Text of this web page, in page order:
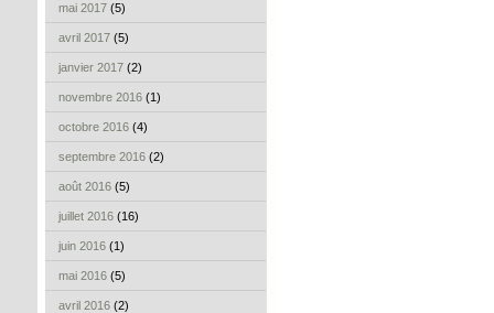
mai 2017 (5)
avril 2017 (5)
janvier 2017 (2)
novembre 2016 (1)
octobre 2016 (4)
septembre 2016 (2)
août 2016 (5)
juillet 2016 (16)
juin 2016 (1)
mai 2016 (5)
avril 2016 (2)